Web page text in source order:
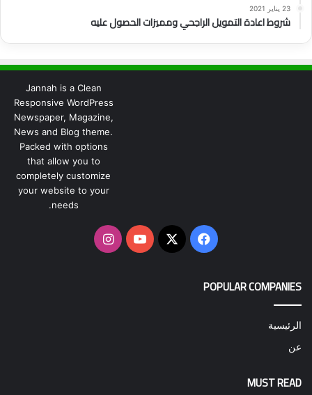
23 يناير 2021
شروط اعادة التمويل الراجحي ومميزات الحصول عليه
Jannah is a Clean
Responsive WordPress
Newspaper, Magazine,
News and Blog theme.
Packed with options
that allow you to
completely customize
your website to your
needs.
فيسبوك
‫X
‫YouTubeانستقرام
POPULAR COMPANIES
الرئيسية
عن
MUST READ